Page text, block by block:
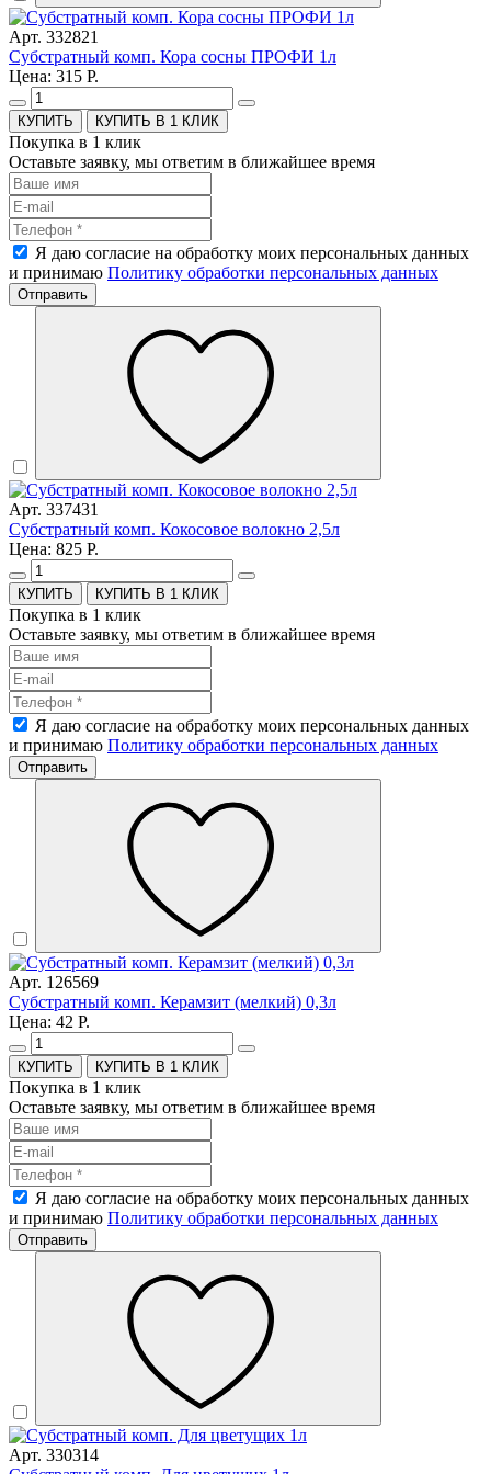
Арт. 332821
Субстратный комп. Кора сосны ПРОФИ 1л
Цена: 315 Р.
КУПИТЬ В 1 КЛИК
Покупка в 1 клик
Оставьте заявку, мы ответим в ближайшее время
Я даю согласие на обработку моих персональных данных
и принимаю Политику обработки персональных данных
Отправить
Арт. 337431
Субстратный комп. Кокосовое волокно 2,5л
Цена: 825 Р.
КУПИТЬ В 1 КЛИК
Покупка в 1 клик
Оставьте заявку, мы ответим в ближайшее время
Я даю согласие на обработку моих персональных данных
и принимаю Политику обработки персональных данных
Отправить
Арт. 126569
Субстратный комп. Керамзит (мелкий) 0,3л
Цена: 42 Р.
КУПИТЬ В 1 КЛИК
Покупка в 1 клик
Оставьте заявку, мы ответим в ближайшее время
Я даю согласие на обработку моих персональных данных
и принимаю Политику обработки персональных данных
Отправить
Арт. 330314